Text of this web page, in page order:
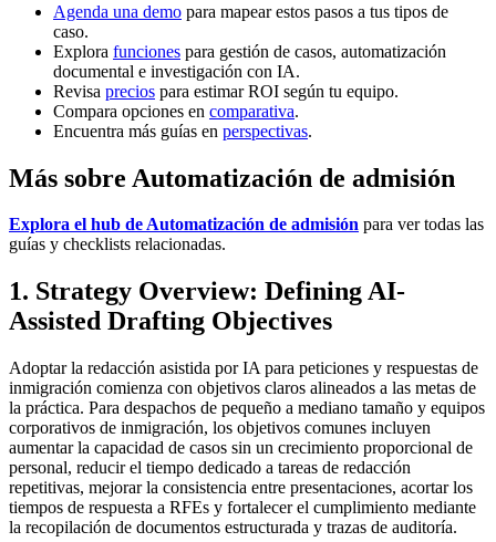
Agenda una demo para mapear estos pasos a tus tipos de
caso.
Explora funciones para gestión de casos, automatización
documental e investigación con IA.
Revisa precios para estimar ROI según tu equipo.
Compara opciones en comparativa.
Encuentra más guías en perspectivas.
Más sobre Automatización de admisión
Explora el hub de Automatización de admisión para ver todas las
guías y checklists relacionadas.
1. Strategy Overview: Defining AI-
Assisted Drafting Objectives
Adoptar la redacción asistida por IA para peticiones y respuestas de
inmigración comienza con objetivos claros alineados a las metas de
la práctica. Para despachos de pequeño a mediano tamaño y equipos
corporativos de inmigración, los objetivos comunes incluyen
aumentar la capacidad de casos sin un crecimiento proporcional de
personal, reducir el tiempo dedicado a tareas de redacción
repetitivas, mejorar la consistencia entre presentaciones, acortar los
tiempos de respuesta a RFEs y fortalecer el cumplimiento mediante
la recopilación de documentos estructurada y trazas de auditoría.